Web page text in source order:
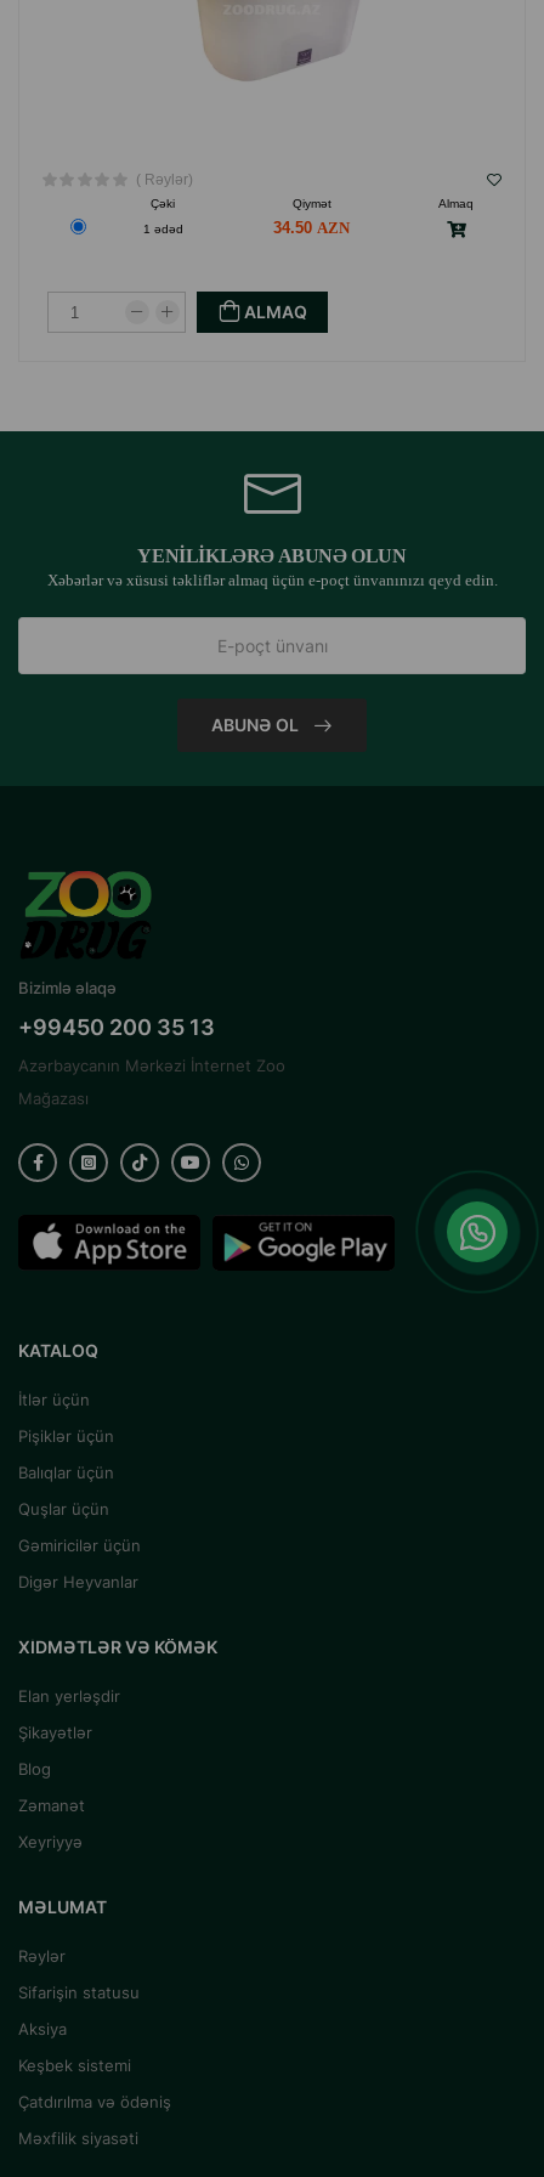
( Rəylər)
Çəki Qiymət
Almaq
1 ədəd
34.50
ALMAQ
YENILIKLƏRƏ ABUNƏ OLUN
Xəbərlər və xüsusi təkliflər almaq üçün e-poçt ünvanınızı qeyd edin.
ABUNƏ OL
Bizimlə əlaqə
+99450 200 35 13
Azərbaycanın Mərkəzi İnternet Zoo
Mağazası
KATALOQ
İtlər üçün
Pişiklər üçün
Balıqlar üçün
Quşlar üçün
Gəmiricilər üçün
Digər Heyvanlar
XIDMƏTLƏR VƏ KÖMƏK
Elan yerləşdir
Şikayətlər
Blog
Zəmanət
Xeyriyyə
MƏLUMAT
Rəylər
Sifarişin statusu
Aksiya
Keşbek sistemi
Çatdırılma və ödəniş
Məxfilik siyasəti